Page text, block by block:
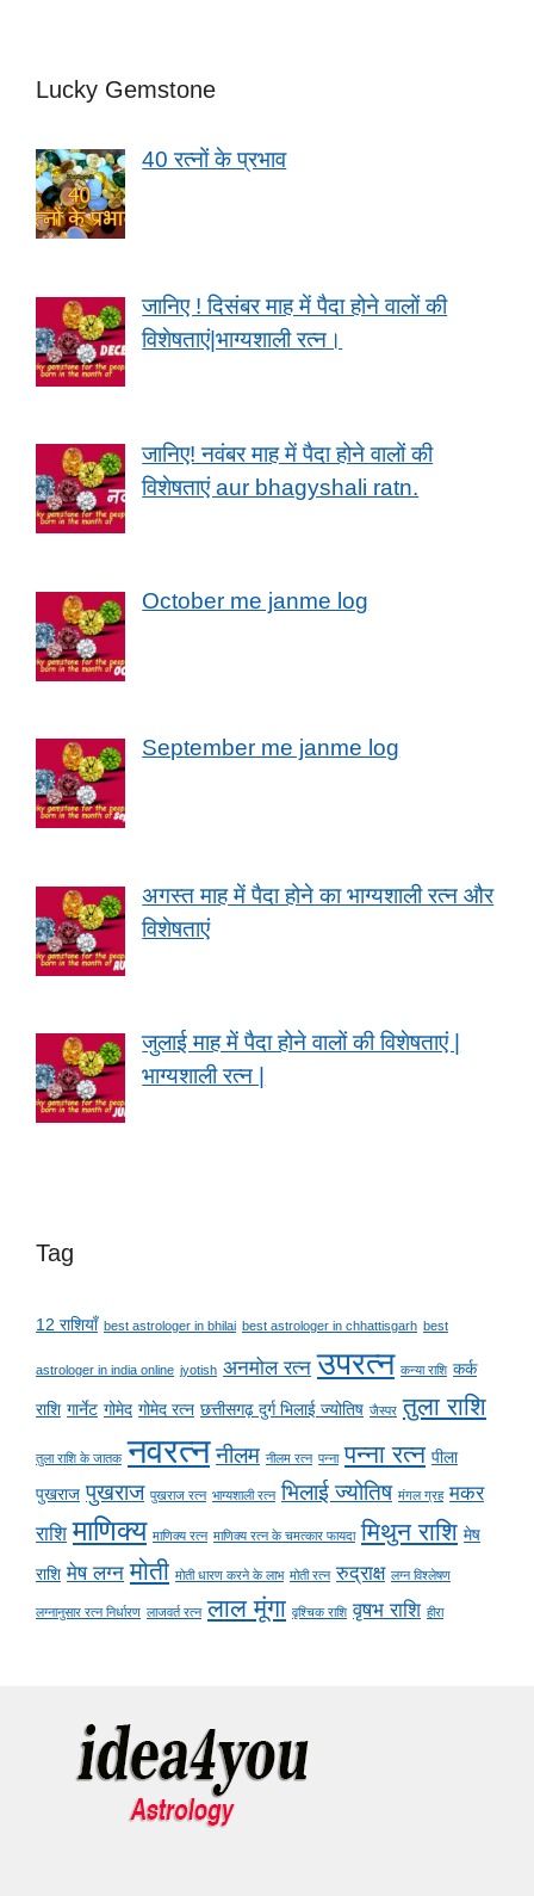
Lucky Gemstone
40 रत्नों के प्रभाव
जानिए ! दिसंबर माह में पैदा होने वालों की
विशेषताएं|भाग्यशाली रत्न।
जानिए! नवंबर माह में पैदा होने वालों की
विशेषताएं aur bhagyshali ratn.
October me janme log
September me janme log
अगस्त माह में पैदा होने का भाग्यशाली रत्न और
विशेषताएं
जुलाई माह में पैदा होने वालों की विशेषताएं |
भाग्यशाली रत्न |
Tag
12 राशियाँ best astrologer in bhilai best astrologer in chhattisgarh best
astrologer in india online jyotish अनमोल रत्न उपरत्न कन्या राशि कर्क
राशि गार्नेट गोमेद गोमेद रत्न छत्तीसगढ़ दुर्ग भिलाई ज्योतिष जैस्पर तुला राशि
तुला राशि के जातक नवरत्न नीलम नीलम रत्न पन्ना पन्ना रत्न पीला
पुखराज पुखराज पुखराज रत्न भाग्यशाली रत्न भिलाई ज्योतिष मंगल ग्रह मकर
राशि माणिक्य माणिक्य रत्न माणिक्य रत्न के चमत्कार फायदा मिथुन राशि मेष
राशि मेष लग्न मोती मोती धारण करने के लाभ मोती रत्न रुद्राक्ष लग्न विश्लेषण
लग्नानुसार रत्न निर्धारण लाजवर्त रत्न लाल मूंगा वृश्चिक राशि वृषभ राशि हीरा